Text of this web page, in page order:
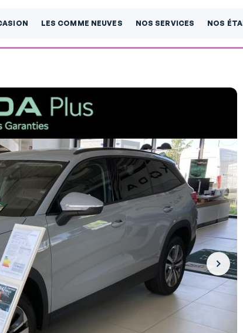
LES COMME NEUVES NOS SERVICES NOS